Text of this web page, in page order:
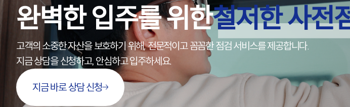
완벽한 입주를 위한철저한 사전
고객의 소중한 자산을 보호하기 위해, 전문적이고 꼼꼼한 점검 서비스를 제공합니다.
지금 상담을 신청하고, 안심하고 입주하세요.
지금 바로 상담 신청